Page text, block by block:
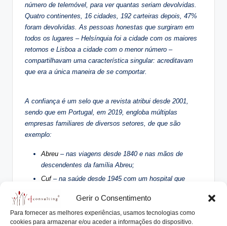
Gerir o Consentimento
Para fornecer as melhores experiências, usamos tecnologias como
cookies para armazenar e/ou aceder a informações do dispositivo.
número de telemóvel, para ver quantas seriam devolvidas.
Quatro continentes, 16 cidades, 192 carteiras depois, 47%
foram devolvidas. As pessoas honestas que surgiram em
todos os lugares – Helsínquia foi a cidade com os maiores
retornos e Lisboa a cidade com o menor número –
compartilhavam uma característica singular: acreditavam
que era a única maneira de se comportar.
A confiança é um selo que a revista atribui desde 2001,
sendo que em Portugal, em 2019, engloba múltiplas
empresas familiares de diversos setores, de que são
exemplo:
Abreu – nas viagens desde 1840 e nas mãos de
descendentes da família Abreu;
Cuf– na saúde desde 1945 com um hospital que
grupo da família Melo;
Delta – nos cafés desde 1961 com a liderança de Rui